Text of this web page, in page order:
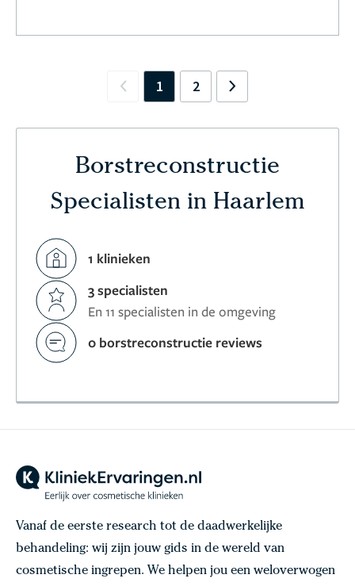
Previous
1 2 Next
Borstreconstructie
Specialisten in Haarlem
1 klinieken
3 specialisten
En 11 specialisten in de omgeving
0 borstreconstructie reviews
Vanaf de eerste research tot de daadwerkelijke
behandeling: wij zijn jouw gids in de wereld van
cosmetische ingrepen. We helpen jou een weloverwogen